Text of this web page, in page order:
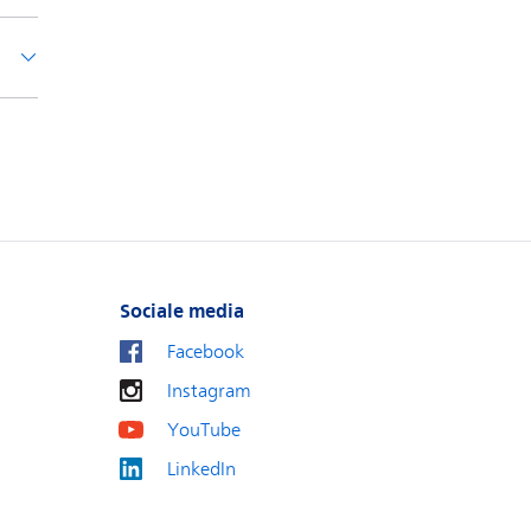
Sociale media
Facebook
Instagram
YouTube
LinkedIn